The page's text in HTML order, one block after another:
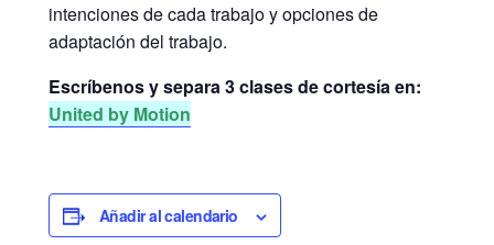
intenciones de cada trabajo y opciones de
adaptación del trabajo.
Escríbenos y separa 3 clases de cortesía en:
United by Motion
Añadir al calendario